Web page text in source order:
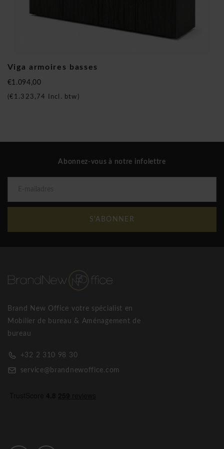
Viga armoires basses
€1.094,00
€1.323,74 Incl. btw)
Abonnez-vous à notre infolettre
S'ABONNER
Brand New Office votre spécialist en
Mobilier de bureau & Aménagement de
bureau
+32 2 310 98 30
service@brandnewoffice.com